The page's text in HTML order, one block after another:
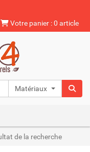
Votre panier : 0 article
Matériaux naturels
de la recherche